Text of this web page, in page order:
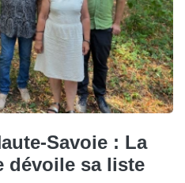
Savoie : La
dévoile sa liste